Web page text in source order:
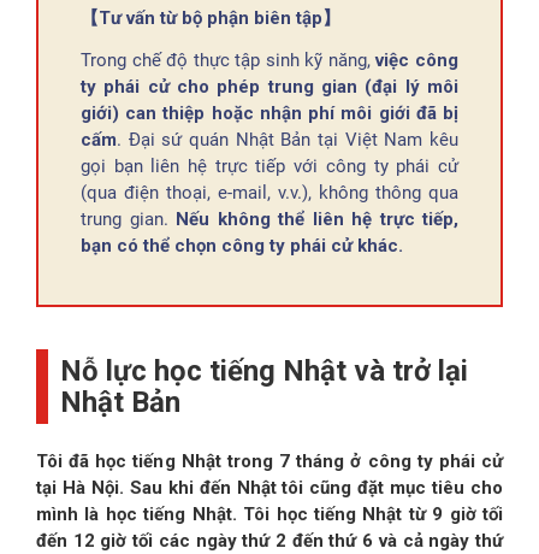
【Tư vấn từ bộ phận biên tập】
Trong chế độ thực tập sinh kỹ năng,việc công
ty phái cử cho phép trung gian (đại lý môi
giới) can thiệp hoặc nhận phí môi giới đã bị
cấm. Đại sứ quán Nhật Bản tại Việt Nam kêu
gọi bạn liên hệ trực tiếp với công ty phái cử
(qua điện thoại, e-mail, v.v.), không thông qua
trung gian. Nếu không thể liên hệ trực tiếp,
bạn có thể chọn công ty phái cử khác.
Nỗ lực học tiếng Nhật và trở lại
Nhật Bản
Tôi đã học tiếng Nhật trong 7 tháng ở công ty phái cử
tại Hà Nội. Sau khi đến Nhật tôi cũng đặt mục tiêu cho
mình là học tiếng Nhật. Tôi học tiếng Nhật từ 9 giờ tối
đến 12 giờ tối các ngày thứ 2 đến thứ 6 và cả ngày thứ